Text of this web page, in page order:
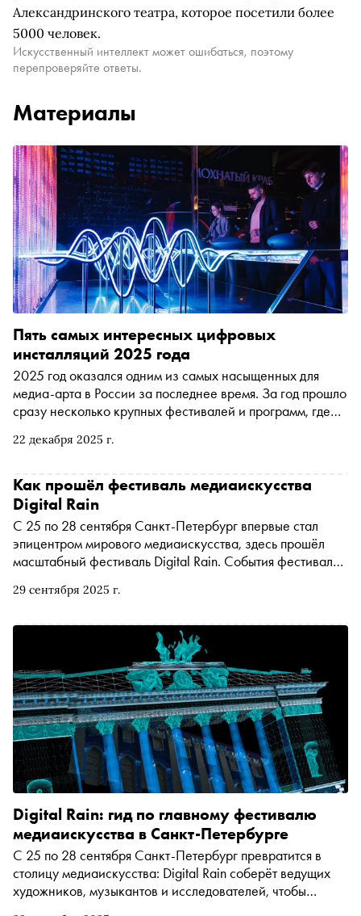
Александринского театра, которое посетили более
5000 человек.
Искусственный интеллект может ошибаться, поэтому
перепроверяйте ответы.
Материалы
22 декабря 2025 г.
Пять самых интересных цифровых
инсталляций 2025 года
2025 год оказался одним из самых насыщенных для
медиа-арта в России за последнее время. За год прошло
сразу несколько крупных фестивалей и программ, где
главным событием — с серьёзными бюджетами, сложным
значительная часть этих работ была показана в
регионах, а не только в Москве и Петербурге. «Сноб»
выбрал пять самых интересных цифровых инсталляций
года
29 сентября 2025 г.
Как прошёл фестиваль медиаискусства
Digital Rain
С 25 по 28 сентября Санкт-Петербург впервые стал
эпицентром мирового медиаискусства, здесь прошёл
масштабный фестиваль Digital Rain. События фестиваля
свыше 80 000 человек. Фестиваль, сфокусированный
сентября, представившим новейшие формы искусства на
стыке технологий, науки и креативных индустрий
Digital Rain: гид по главному фестивалю
медиаискусства в Санкт-Петербурге
С 25 по 28 сентября Санкт-Петербург превратится в
столицу медиаискусства: Digital Rain соберёт ведущих
художников, музыкантов и исследователей, чтобы